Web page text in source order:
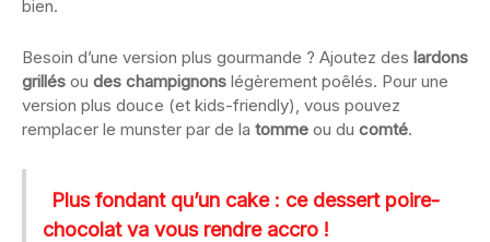
bien.
Besoin d’une version plus gourmande ? Ajoutez des lardons
grillés ou des champignons légèrement poêlés. Pour une
version plus douce (et kids-friendly), vous pouvez
remplacer le munster par de la tomme ou du comté.
Plus fondant qu’un cake : ce dessert poire-
chocolat va vous rendre accro !